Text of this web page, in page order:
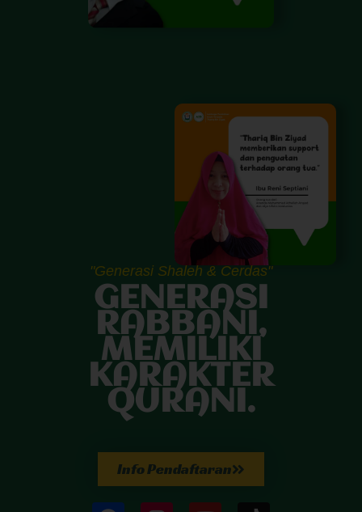
"Generasi Shaleh & Cerdas"
GENERASI
RABBANI,
MEMILIKI
KARAKTER
QURANI.
Info Pendaftaran